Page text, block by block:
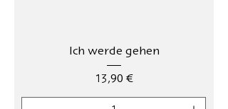
Ich werde gehen
Precio
13,90 €